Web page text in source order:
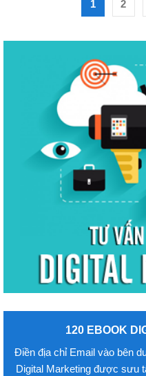
1 2
120 EBOOK
Điền địa chỉ Email vào bên
Digital Marketing được sưu